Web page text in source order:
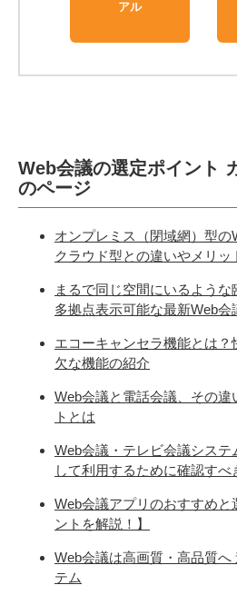
アル
Web会議の選定ポイント
のページ
オンプレミス（閉域網）型の
クラウド型との違いやメリッ
まるで同じ空間にいるような
多拠点表示可能な最新Web会
エコーキャンセラ機能とは
欠な機能の紹介
Web会議と電話会議、その違
トとは
Web会議・テレビ会議シス
して利用するために確認すべ
Web会議アプリのおすすめと
ントを解説！】
Web会議は高画質・高品質へ
テム